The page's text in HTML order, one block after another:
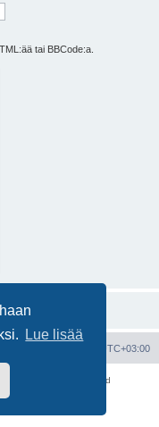
Lue lisää
tai BBCode:a.
UTC+03:00
Software © phpBB Limited
Pettis)